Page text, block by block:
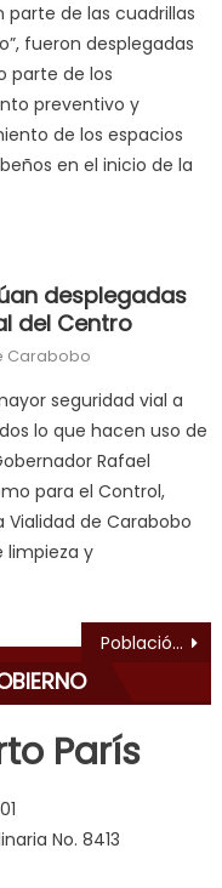
parte de las cuadrillas
fueron desplegadas
parte de los
preventivo y
de los espacios
en el inicio de la
desplegadas
del Centro
Carabobo
seguridad vial a
lo que hacen uso de
Rafael
para el Control,
de Carabobo
limpieza y
Población estudiantil de Naguanagua se incorporó esta semana al plan de asistencias pedagógicas
París
No. 8413